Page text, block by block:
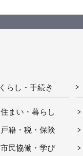
くらし・手続き
住まい・暮らし
戸籍・税・保険
市民協働・学び